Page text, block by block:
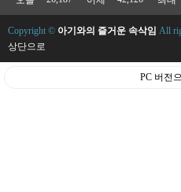
Copyright © 아기와의 즐거운 속삭임 All
상단으로
PC 버전